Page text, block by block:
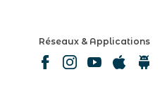
Réseaux & Applications